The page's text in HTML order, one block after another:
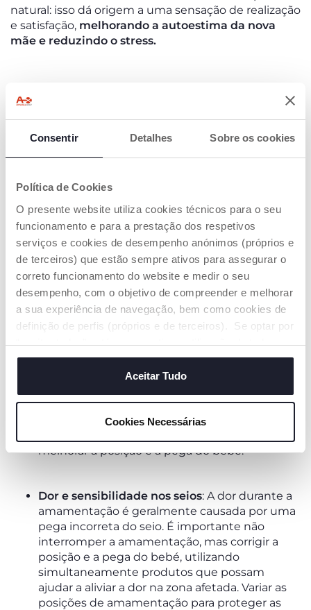
Consentir Detalhes Sobre os cookies
Política de Cookies
O presente website utiliza cookies técnicos para o seu
funcionamento e para a prestação dos respetivos
serviços e cookies de desempenho anónimos (próprios e
de terceiros) que estão sempre ativos para assegurar o
correto funcionamento do website e medir o seu
desempenho, com o objetivo de compreender e melhorar
a sua experiência de navegação, bem como cookies de
definição de perfis (próprios e de terceiros). Se optar por
“aceitar todos” está a consentir na utilização de todos os
cookies. Se quiser saber mais, alterar ou revogar o
consentimento de todos ou de alguns cookies, clique em
"mostrar detalhes". Ao fechar este aviso, está a
são necessários e essenciais para garantir o
funcionamento desta página.
Aceitar Tudo
Cookies Necessárias
natural: isso dá origem a uma sensação de realização
e satisfação, melhorando a autoestima da nova
mãe e reduzindo o stress.
DESAFIOS DA AMAMENTAÇÃO E
CONSELHOS PRÁTICOS
Apesar dos inúmeros benefícios,
a amamentação
pode apresentar pode apresentar algumas
e com os primeiros filhos. É normal que as mães
caminho, mas com o apoio certo e algumas dicas
práticas é possível enfrentar essas momentos com
total serenidade.
Dificuldade inicial na pega : Especialmente
para quem está a começar, pode não ser fácil
fazer com que o bebé agarre corretamente o
peito. Se tiver dúvidas sobre isso, converse
com os médicos e parteiras do hospital logo
nas primeiras horas de vida do seu bebé. Caso
o problema surja posteriormente, pode ser útil
consultora de lactação, especialistas que
podem acompanhar a mãe nos primeiros
melhorar a posição e a pega do bebé.
Dor e sensibilidade nos seios: A dor durante a
amamentação é geralmente causada por uma
pega incorreta do seio. É importante não
interromper a amamentação, mas corrigir a
posição e a pega do bebé, utilizando
simultaneamente produtos que possam
ajudar a aliviar a dor na zona afetada. Variar as
posições de amamentação para proteger as